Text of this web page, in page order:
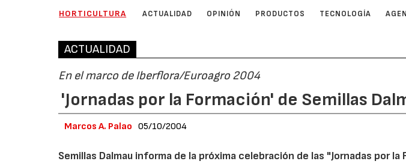
HORTICULTURA ACTUALIDAD OPINIÓN PRODUCTOS TECNOLOGÍA
ACTUALIDAD
En el marco de Iberflora/Euroagro 2004
'Jornadas por la Formación' de Semillas
Marcos A. Palao 05/10/2004
Semillas Dalmau informa de la próxima celebración de las "Jornadas por